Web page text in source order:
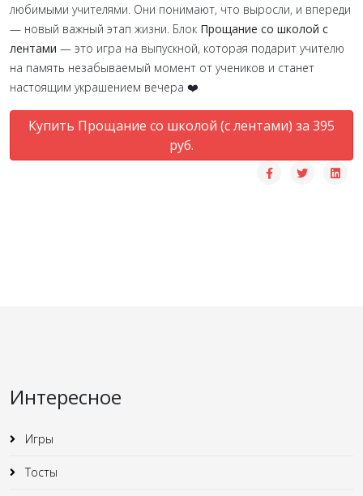
любимыми учителями. Они понимают, что выросли, и впереди
— новый важный этап жизни. Блок Прощание со школой с
лентами — это игра на выпускной, которая подарит учителю
на память незабываемый момент от учеников и станет
настоящим украшением вечера ❤️
Купить Прощание со школой (с лентами) за 395
руб.
Интересное
Игры
Тосты